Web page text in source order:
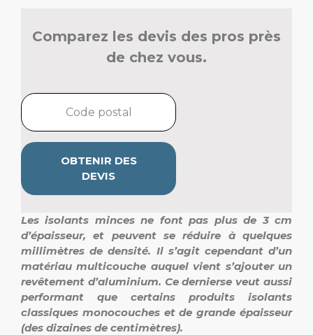
Comparez les devis des pros près
de chez vous.
OBTENIR DES
DEVIS
Les isolants minces ne font pas plus de 3 cm
d’épaisseur, et peuvent se réduire à quelques
millimètres de densité. Il s’agit cependant d’un
matériau multicouche auquel vient s’ajouter un
revêtement d’aluminium. Ce dernierse veut aussi
performant que certains produits isolants
classiques monocouches et de grande épaisseur
(des dizaines de centimètres).